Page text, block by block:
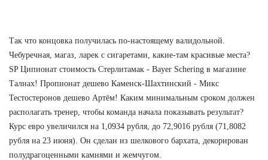
Так что концовка получилась по-настоящему валидольной.
Чебуречная, магаз, ларек с сигаретами, какие-там красивые места?
SP Ципионат стоимость Стерлитамак - Bayer Schering в магазине
Талнах! Пропионат дешево Каменск-Шахтинский - Микс
Тестостеронов дешево Артём! Каким минимальным сроком должен
располагать тренер, чтобы команда начала показывать результат?
Курс евро увеличился на 1,0934 рубля, до 72,9016 рубля (71,8082
рубля на 23 июня). Он сделан из шелкового бархата, декорирован
полудрагоценными камнями и жемчугом.